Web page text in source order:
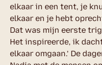
elkaar in een tent, je
elkaar en je hebt
Dat was mijn eerste
Het inspireerde, ik
elkaar omgaan.’ De